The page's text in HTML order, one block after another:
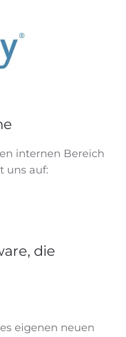
internen Bereich
uns auf:
die
eigenen neuen